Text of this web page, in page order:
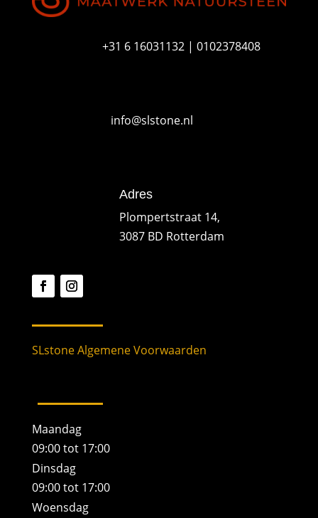
+31 6 16031132 | 0102378408
info@slstone.nl
Adres
Plompertstraat 14,
3087 BD Rotterdam
SLstone Algemene Voorwaarden
Maandag
09:00 tot 17:00
Dinsdag
09:00 tot 17:00
Woensdag